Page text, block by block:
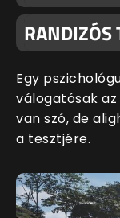
RANDIZÓS
Egy
válogatósak
van szó, de
a tesztjére.